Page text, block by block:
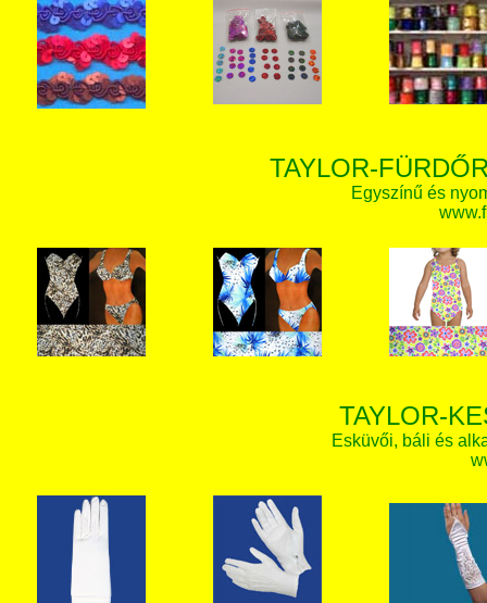
TAYLOR-
Egyszínű és
TAYLOR-
Esküvői, báli és